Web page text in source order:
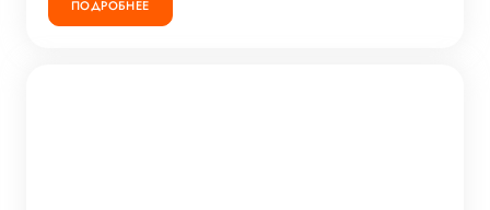
ПОДРОБНЕЕ